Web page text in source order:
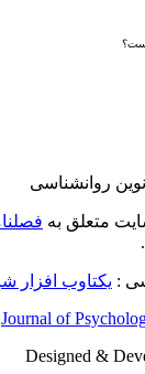
متعلق به
:یکتاوب افزار
Journal of
Designed &